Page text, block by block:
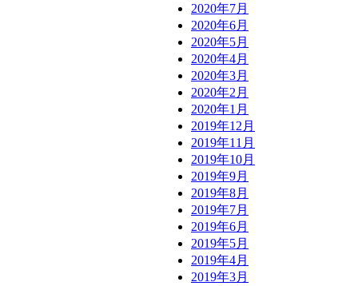
2020年7月
2020年6月
2020年5月
2020年4月
2020年3月
2020年2月
2020年1月
2019年12月
2019年11月
2019年10月
2019年9月
2019年8月
2019年7月
2019年6月
2019年5月
2019年4月
2019年3月